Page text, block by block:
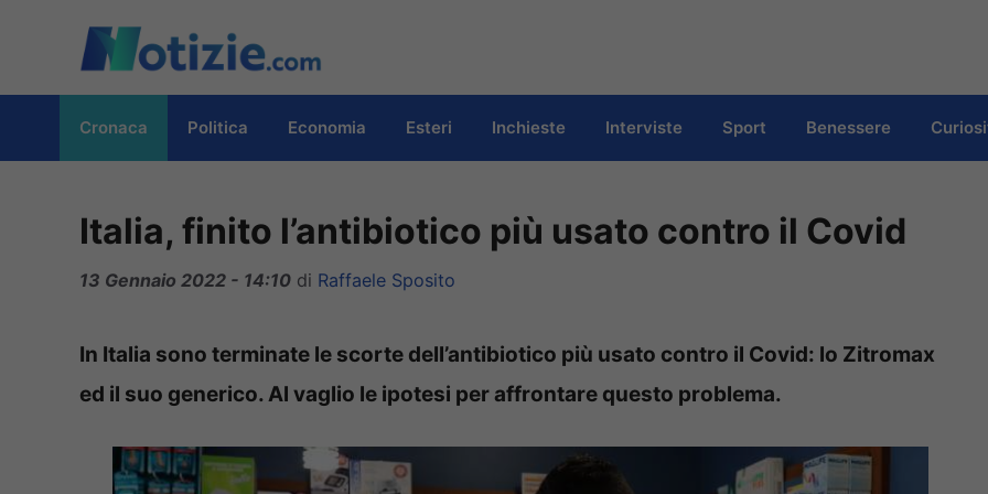
contenuto
Cronaca Politica Economia Esteri Inchieste Interviste Sport Benessere
Italia, finito l’antibiotico più usato contro il Covid
13 Gennaio 2022 - 14:10 di Raffaele Sposito
In Italia sono terminate le scorte dell’antibiotico più usato contro il Covid: lo Zitromax
ed il suo generico. Al vaglio le ipotesi per affrontare questo problema.